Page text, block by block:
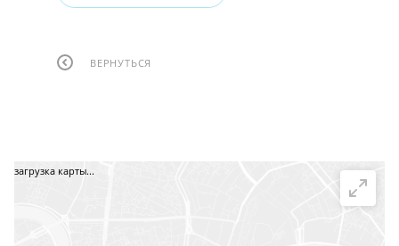
ВЕРНУТЬСЯ
загрузка карты...